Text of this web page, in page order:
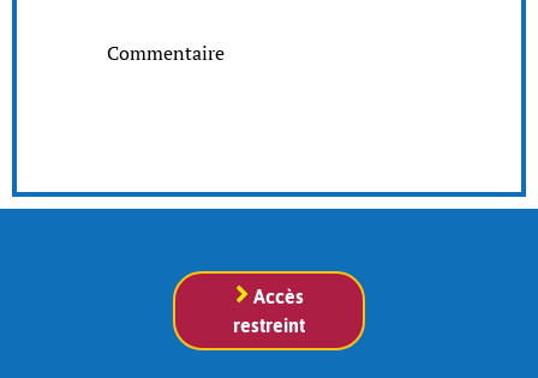
Commentaire
Accès
restreint